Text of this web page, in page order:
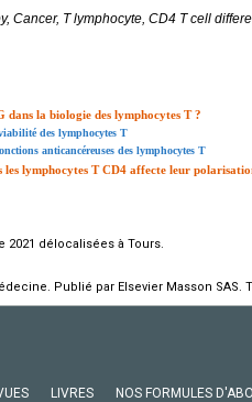
Cancer, T lymphocyte, CD4 T cell
la biologie des lymphocytes T ?
des lymphocytes T
anticancéreuses des lymphocytes T
les lymphocytes T CD4 affecte leur
2021 délocalisées à Tours.
Publié par Elsevier Masson SAS.
LIVRES NOS FORMULES